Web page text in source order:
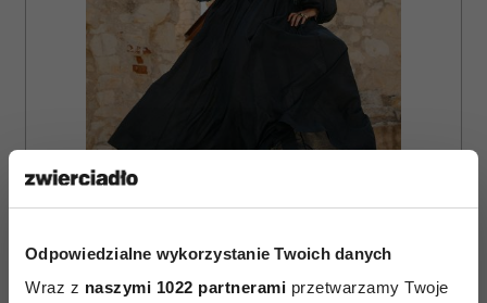
Odpowiedzialne wykorzystanie Twoich danych
Wraz z naszymi 1022 partnerami przetwarzamy Twoje
ZAMÓW
WYDANIE DRUKOWANE